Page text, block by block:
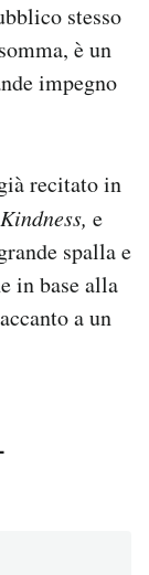
stesso
è un
impegno
recitato in
e
spalla e
in base alla
a un